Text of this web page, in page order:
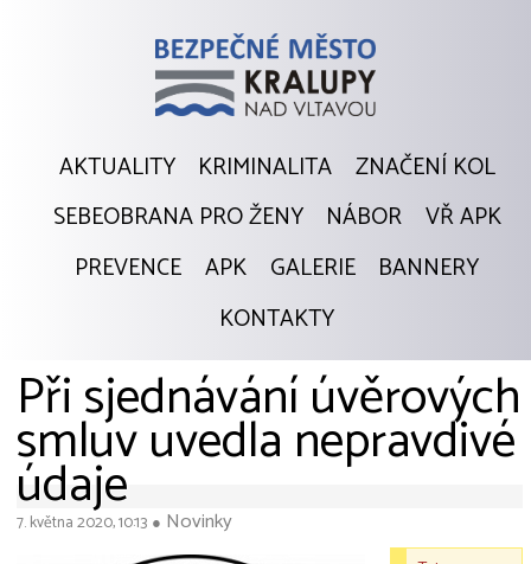
AKTUALITY KRIMINALITA
ZNAČENÍ KOL
SEBEOBRANA PRO ŽENY
NÁBOR
VŘ APK
PREVENCE
APK GALERIE
BANNERY
KONTAKTY
Při sjednávání úvěrových
smluv uvedla nepravdivé
údaje
7. května 2020, 10:13 ● Novinky